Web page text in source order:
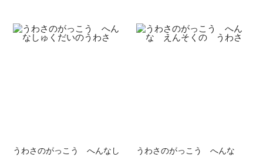
うわさのがっこう へんなし
うわさのがっこう へんな